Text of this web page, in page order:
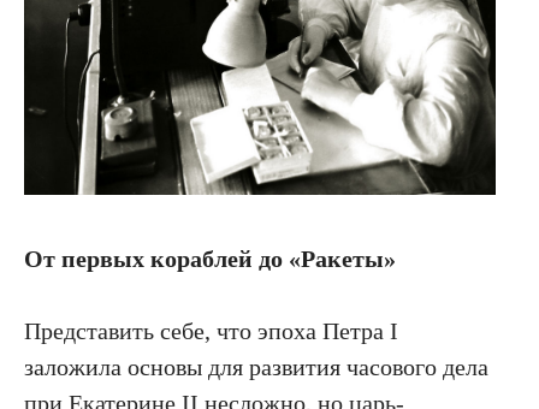
От первых кораблей до «Ракеты»
Представить себе, что эпоха Петра I
заложила основы для развития часового дела
при Екатерине II несложно, но царь-